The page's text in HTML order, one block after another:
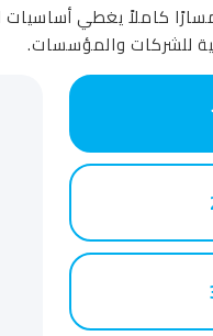
كاملاً يغطي أساسيات
للشركات والمؤسسات.